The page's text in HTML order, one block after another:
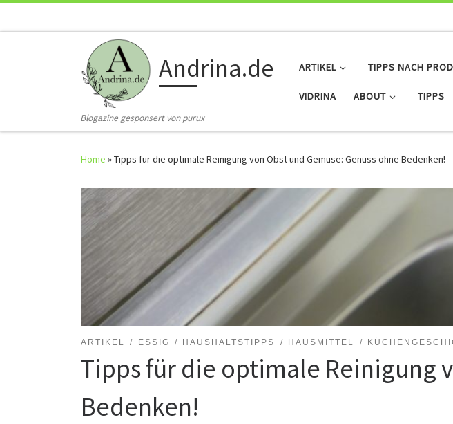
Andrina.de
Blogazine gesponsert von purux
ARTIKEL TIPPS NACH
VIDRINA ABOUT TIPPS
Home »Tipps für die optimale Reinigung von Obst und Gemüse: Genuss ohne Bedenken!
ARTIKEL ESSIG HAUSHALTSTIPPS HAUSMITTEL
Tipps für die optimale Reinigung
Bedenken!